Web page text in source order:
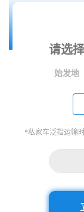
始发地
*私家车泛指运输